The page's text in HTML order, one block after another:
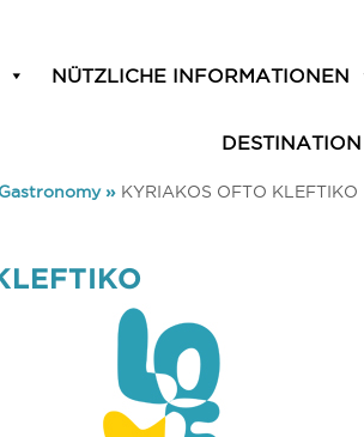
NÜTZLICHE INFORMATIONEN
Gastronomy» KYRIAKOS OFTO KLEFTIKO